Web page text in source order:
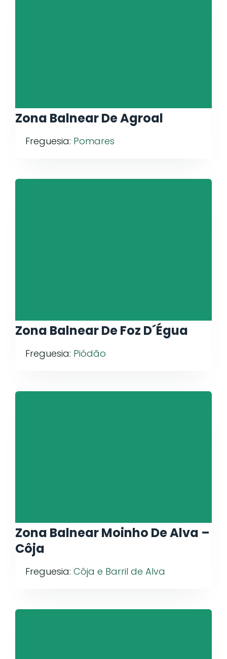
Zona Balnear De Agroal
Freguesia: Pomares
Zona Balnear De Foz D´Égua
Freguesia: Piódão
Zona Balnear Moinho De Alva –
Côja
Freguesia: Côja e Barril de Alva